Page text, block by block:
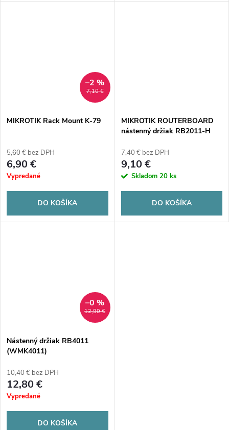
7,10 €
–2 %
MIKROTIK Rack Mount K-79
5,60 € bez DPH
6,90 €
Vypredané
DO KOŠÍKA
MIKROTIK ROUTERBOARD
nástenný držiak RB2011-H
7,40 € bez DPH
9,10 €
Skladom 20 ks
DO KOŠÍKA
12,90 €
–0 %
Nástenný držiak RB4011
(WMK4011)
10,40 € bez DPH
12,80 €
Vypredané
DO KOŠÍKA